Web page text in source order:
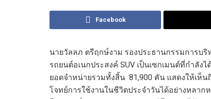
Facebook
นายวัลลภ ตรีฤกษ์งาม รองประธานกรรมการบริ
รถยนต์อเนกประสงค์ SUV เป็นเซกเมนตที่กำลังไ
ยอดจำหน่ายรวมทั้งสิ้น 81,900 คัน แสดงให้เห็น
โจทย์การใช้งานในชีวิตประจำวันได้อย่างหลา